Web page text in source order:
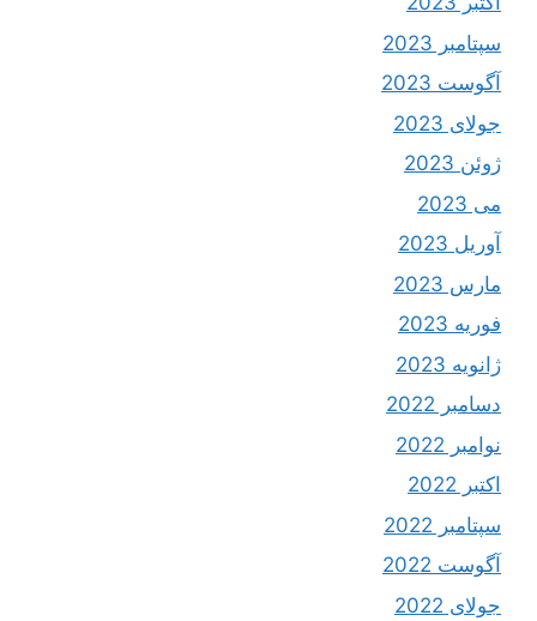
سپتامبر 2023
آگوست 2023
جولای 2023
ژوئن 2023
می 2023
آوریل 2023
مارس 2023
فوریه 2023
ژانویه 2023
دسامبر 2022
نوامبر 2022
اکتبر 2022
سپتامبر 2022
آگوست 2022
جولای 2022